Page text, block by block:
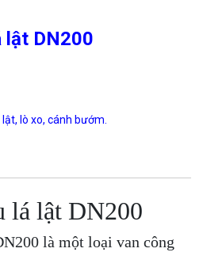
lật DN200
lò xo, cánh bướm.
lá lật DN200
là một loại van công